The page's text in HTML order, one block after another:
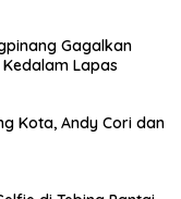
Gagalkan
Lapas
Kota, Andy Cori dan